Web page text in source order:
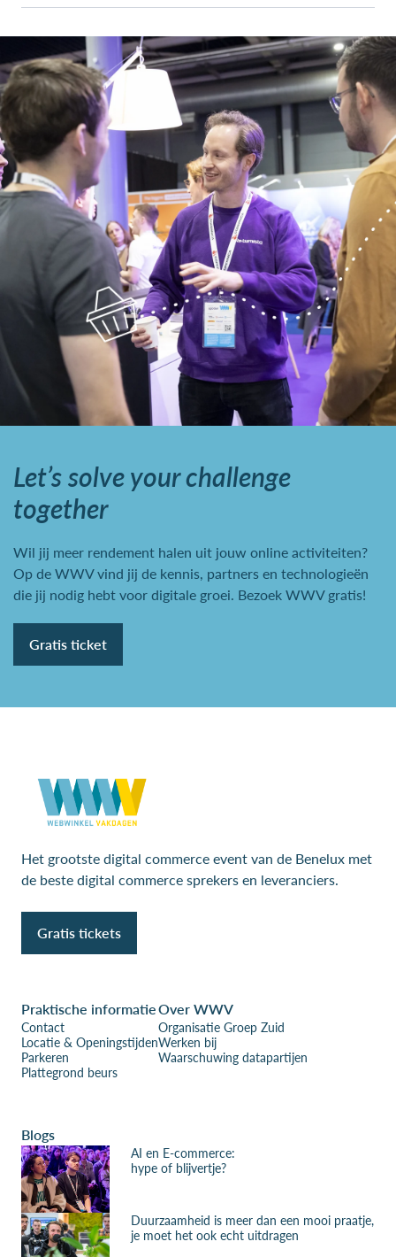
Let’s solve your challenge
together
Wil jij meer rendement halen uit jouw online activiteiten?
Op de WWV vind jij de kennis, partners en technologieën
die jij nodig hebt voor digitale groei. Bezoek WWV gratis!
Gratis ticket
Het grootste digital commerce event van de Benelux met
de beste digital commerce sprekers en leveranciers.
Gratis tickets
Praktische informatie
Contact
Locatie & Openingstijden
Parkeren
Plattegrond beurs
Over WWV
Organisatie Groep Zuid
Werken bij
Waarschuwing datapartijen
Blogs
AI en E-commerce:
hype of blijvertje?
Duurzaamheid is meer dan een mooi praatje,
je moet het ook echt uitdragen